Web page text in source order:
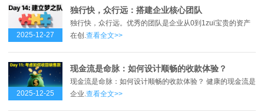
2025-12-27
独行快，众行远：搭建企业核心团队
独行快，众行远。优秀的团队是企业从0到1zui宝贵的资产
在创. 查看全文>>
2025-12-25
现金流是命脉：如何设计顺畅的收款体验？
现金流是命脉：如何设计顺畅的收款体验？ 健康的现金流是
企业.查看全文>>